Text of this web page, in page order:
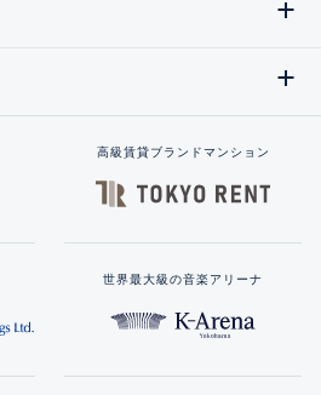
高級賃貸ブランドマンション
世界最大級の音楽アリーナ